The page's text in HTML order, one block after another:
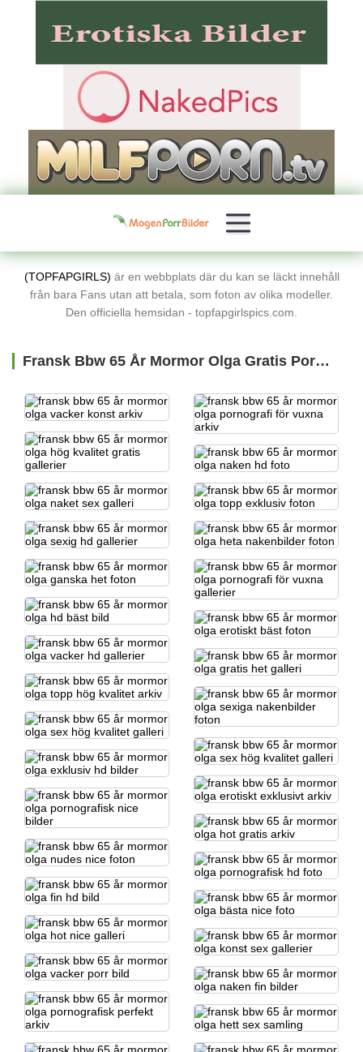
(TOPFAPGIRLS) är en webbplats där du kan se läckt innehåll
från bara Fans utan att betala, som foton av olika modeller.
Den officiella hemsidan - topfapgirlspics.com.
Fransk Bbw 65 År Mormor Olga Gratis Porrbilder